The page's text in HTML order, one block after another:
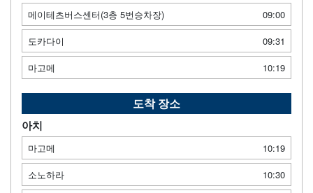
메이테츠버스센터(3층 5번승차장)
09:00
도카다이
09:31
마고메
10:19
도착 장소
아치
마고메
10:19
소노하라
10:30